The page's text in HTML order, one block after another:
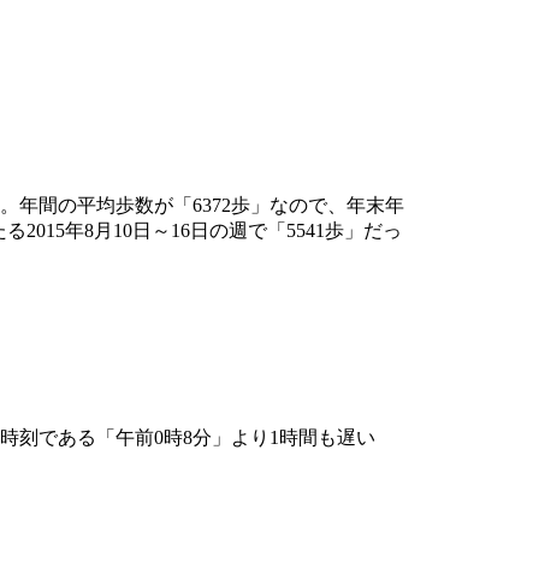
年間の平均歩数が「6372歩」なので、年末年
2015年8月10日～16日の週で「5541歩」だっ
である「午前0時8分」より1時間も遅い